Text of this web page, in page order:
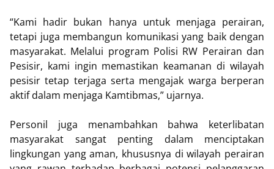
“Kami hadir bukan hanya untuk menjaga perairan,
tetapi juga membangun komunikasi yang baik dengan
masyarakat. Melalui program Polisi RW Perairan dan
Pesisir, kami ingin memastikan keamanan di wilayah
pesisir tetap terjaga serta mengajak warga berperan
aktif dalam menjaga Kamtibmas,” ujarnya.
Personil juga menambahkan bahwa keterlibatan
masyarakat sangat penting dalam menciptakan
lingkungan yang aman, khususnya di wilayah perairan